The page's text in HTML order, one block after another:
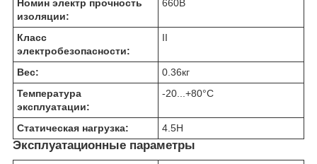
Номин электр прочность
изоляции:
660В
Класс
электробезопасности:
II
Вес: 0.36кг
Температура
эксплуатации:
-20...+80°C
Статическая нагрузка: 4.5Н
Эксплуатационные параметры